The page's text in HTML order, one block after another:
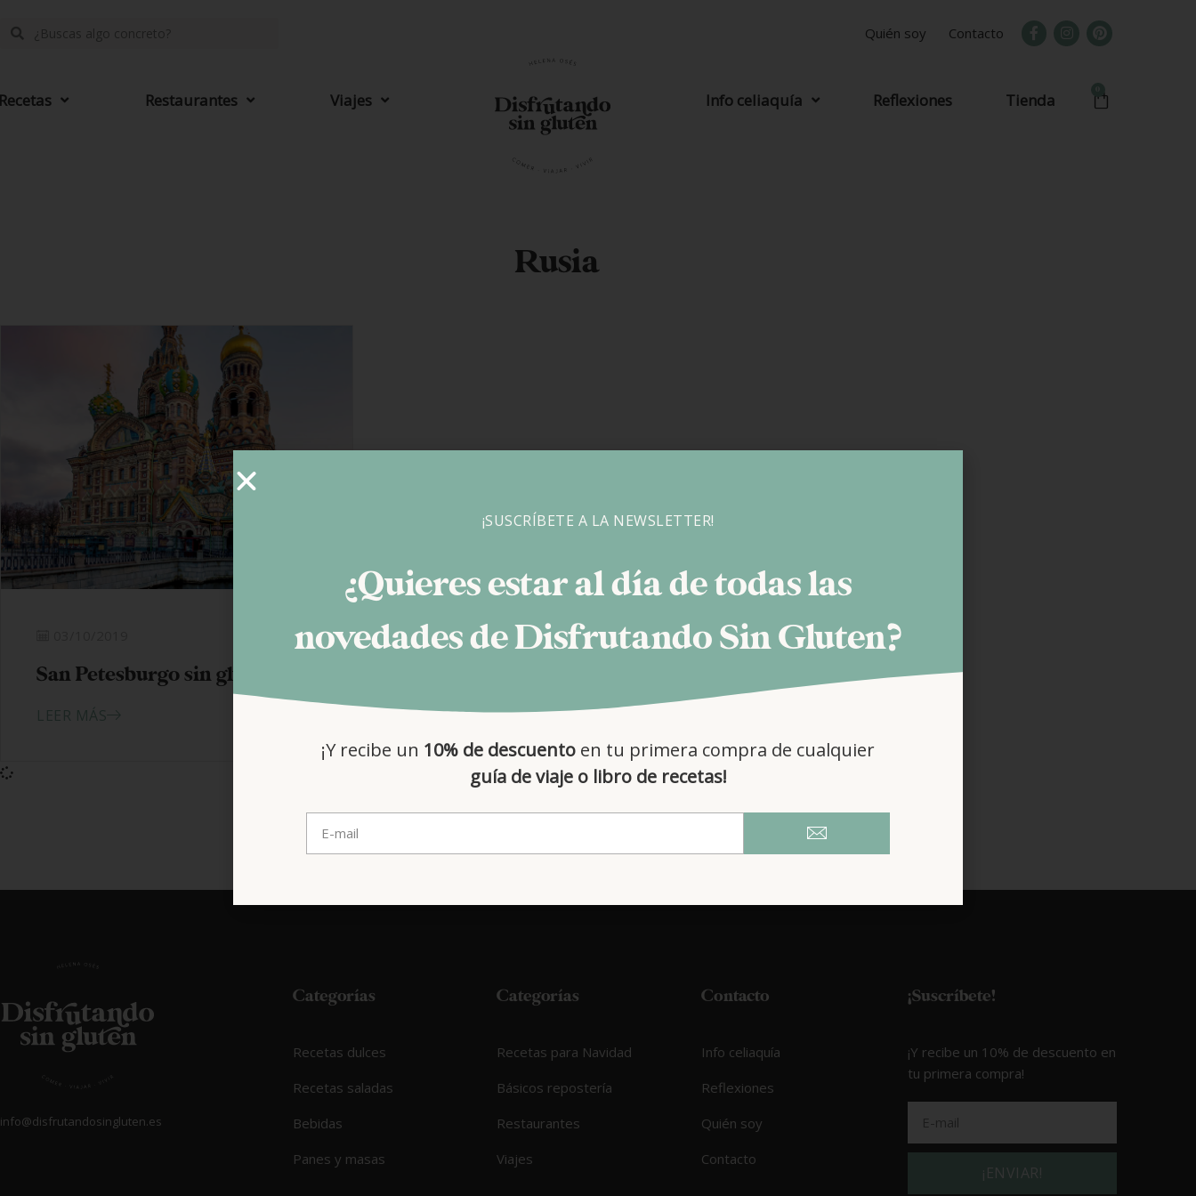
Quién soy Contacto
Restaurantes Viajes Info celiaquía Reflexiones Tienda
Rusia
San Petesburgo sin gluten
LEER MÁS
info@disfrutandosingluten.es
Categorías
Recetas dulces
Recetas saladas
Bebidas
Panes y masas
Categorías
Recetas para Navidad
Básicos repostería
Restaurantes
Viajes
Contacto
Info celiaquía
Reflexiones
Quién soy
Contacto
¡Suscríbete!
¡Y recibe un 10% de descuento en
tu primera compra!
¡ENVIAR!
¡SUSCRÍBETE A LA NEWSLETTER!
¿Quieres estar al día de todas las
novedades de Disfrutando Sin Gluten?
¡Y recibe un 10% de descuento en tu primera compra de cualquier
guía de viaje o libro de recetas!